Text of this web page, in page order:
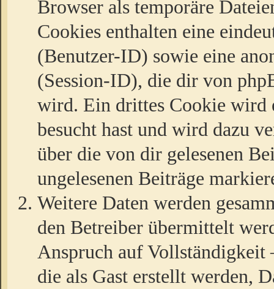
Browser als temporäre
Cookies enthalten eine
(Benutzer-ID) sowie eine
(Session-ID), die dir von
wird. Ein drittes Cookie wird
besucht hast und wird dazu
über die von dir gelesenen
ungelesenen Beiträge
Weitere Daten werden
den Betreiber übermittelt
Anspruch auf
die als Gast erstellt werden,